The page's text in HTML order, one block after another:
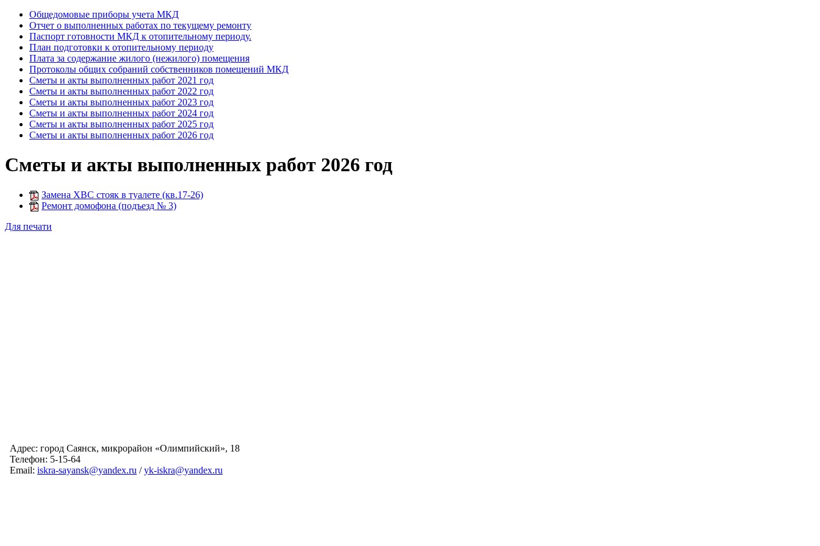
Общедомовые приборы учета МКД
Отчет о выполненных работах по текущему ремонту
Паспорт готовности МКД к отопительному периоду.
План подготовки к отопительному периоду
Плата за содержание жилого (нежилого) помещения
Протоколы общих собраний собственников помещений МКД
Сметы и акты выполненных работ 2021 год
Сметы и акты выполненных работ 2022 год
Сметы и акты выполненных работ 2023 год
Сметы и акты выполненных работ 2024 год
Сметы и акты выполненных работ 2025 год
Сметы и акты выполненных работ 2026 год
Сметы и акты выполненных работ 2026 год
Замена ХВС стояк в туалете (кв.17-26)
Ремонт домофона (подъезд № 3)
Для печати
Адрес: город Саянск, микрорайон «Олимпийский», 18
Телефон: 5-15-64
Email: iskra-sayansk@yandex.ru /yk-iskra@yandex.ru